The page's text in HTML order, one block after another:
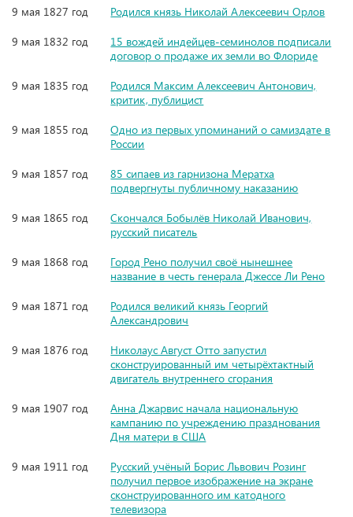
9 мая 1827 год
Родился князь Николай Алексеевич Орлов
9 мая 1832 год
15 вождей индейцев-семинолов подписали
договор о продаже их земли во Флориде
9 мая 1835 год
Родился Максим Алексеевич Антонович,
критик, публицист
9 мая 1855 год
Одно из первых упоминаний о самиздате в
России
9 мая 1857 год
85 сипаев из гарнизона Мератха
подвергнуты публичному наказанию
9 мая 1865 год
Скончался Бобылёв Николай Иванович,
русский писатель
9 мая 1868 год
Город Рено получил своё нынешнее
название в честь генерала Джессе Ли Рено
9 мая 1871 год
Родился великий князь Георгий
Александрович
9 мая 1876 год
Николаус Август Отто запустил
сконструированный им четырёхтактный
двигатель внутреннего сгорания
9 мая 1907 год
Анна Джарвис начала национальную
кампанию по учреждению празднования
Дня матери в США
9 мая 1911 год
Русский учёный Борис Львович Розинг
получил первое изображение на экране
сконструированного им катодного
телевизора